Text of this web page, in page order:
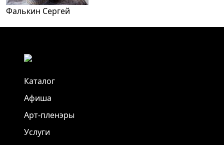
Фалькин Сергей
Каталог
Афиша
Арт-пленэры
Услуги